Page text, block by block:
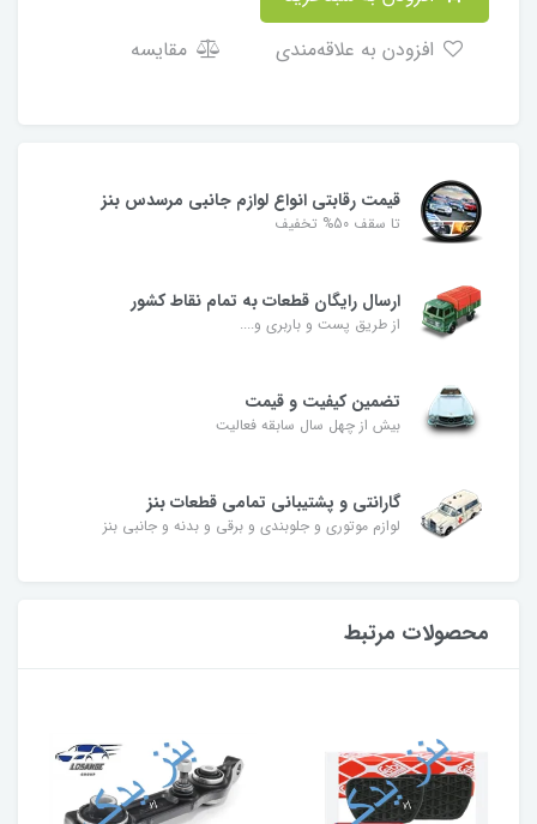
مقایسه
قیمت رقابتی انواع لوازم جانبی مرسدس بنز
تا سقف 50% تخفیف
ارسال رایگان قطعات به تمام نقاط کشور
از طریق پست و باربری و....
تضمین کیفیت و قیمت
بیش از چهل سال سابقه فعالیت
گارانتی و پشتیبانی تمامی قطعات بنز
لوازم موتوری و جلوبندی و برقی و بدنه و جانبی بنز
محصولات مرتبط